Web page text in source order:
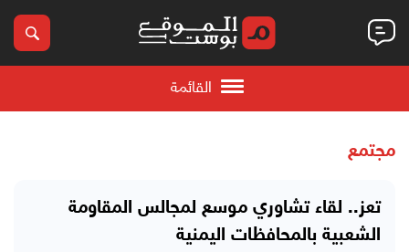
القائمة
مجتمع
تعز.. لقاء تشاوري موسع لمجالس المقاومة
الشعبية بالمحافظات اليمنية